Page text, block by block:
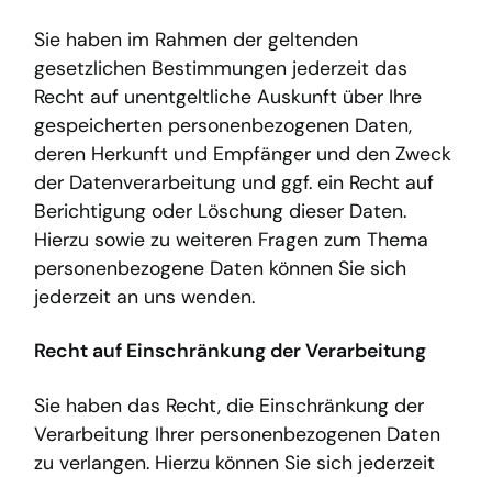
Sie haben im Rahmen der geltenden
gesetzlichen Bestimmungen jederzeit das
Recht auf unentgeltliche Auskunft über Ihre
gespeicherten personenbezogenen Daten,
deren Herkunft und Empfänger und den Zweck
der Datenverarbeitung und ggf. ein Recht auf
Berichtigung oder Löschung dieser Daten.
Hierzu sowie zu weiteren Fragen zum Thema
personenbezogene Daten können Sie sich
jederzeit an uns wenden.
Recht auf Einschränkung der Verarbeitung
Sie haben das Recht, die Einschränkung der
Verarbeitung Ihrer personenbezogenen Daten
zu verlangen. Hierzu können Sie sich jederzeit